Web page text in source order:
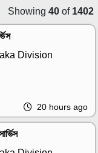
Showing 40of 1402
Division
20 hours ago